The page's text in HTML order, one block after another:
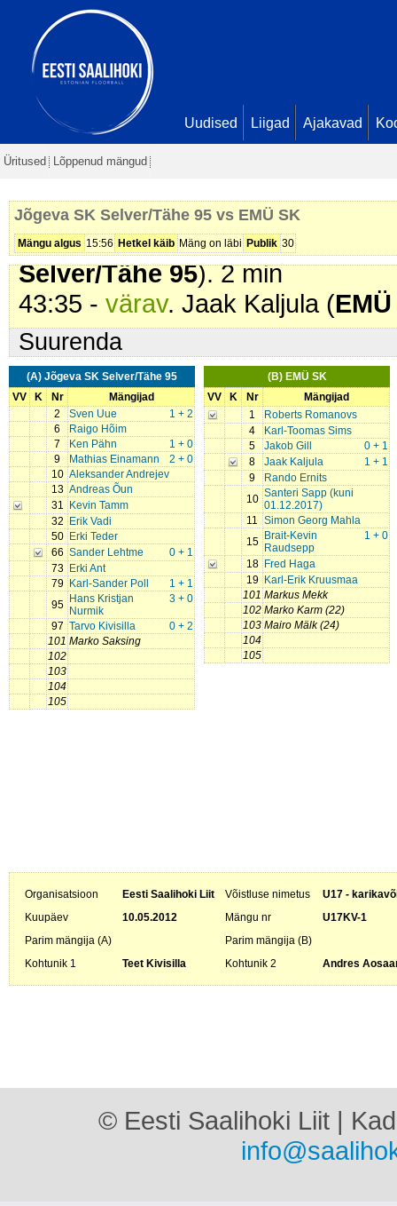
Uudised Liigad Ajakavad
Üritused Lõppenud mängud
Jõgeva SK Selver/Tähe 95 vs EMÜ SK
Mängu algus 15:56 Hetkel käib Mäng on läbi Publik 30
Seis
6 - 1
35:27 -värav
Sander Lehtme. Seis
39:31 - karistus (207 -
Selver/Tähe 95). 2 min
Söötis Sven Uue. Seis8 - 1
41:58 -karistus (211 - Vale
Selver/Tähe 95). 2 min
43:35 - värav. Jaak Kaljula (
Suurenda
(A) Jõgeva SK Selver/Tähe 95
VV
K Nr
Mängijad
2
1 + 2
Sven Uue
6
Raigo Hõim
7
1 + 0
Ken Pähn
9
2 + 0
Mathias Einamann
10 Aleksander Andrejev
13 Andreas Õun
31
Kevin Tamm
32
Erik Vadi
50
Erki Teder
66
0 + 1
Sander Lehtme
73
Erki Ant
79
1 + 1
Karl-Sander Poll
95
3 + 0
Hans Kristjan
Nurmik
97
0 + 2
Tarvo Kivisilla
101 Marko Saksing
102
103
104
105
(B) EMÜ SK
VV
K Nr
Mängijad
1
Roberts Romanovs
4
Karl-Toomas Sims
5
0 + 1
Jakob Gill
8
1 + 1
Jaak Kaljula
9
Rando Ernits
10 Santeri Sapp (kuni
01.12.2017)
11 Simon Georg Mahla
15
1 + 0
Brait-Kevin
Raudsepp
18
Fred Haga
19
Karl-Erik Kruusmaa
101 Markus Mekk
102 Marko Karm (22)
103 Mairo Mälk (24)
104
105
Organisatsioon Eesti Saalihoki Liit Võistluse nimetus
U17 -
Kuupäev
10.05.2012 Mängu nr
U17KV-1
Parim mängija (A)
Parim mängija (B)
Kohtunik 1
Teet Kivisilla Kohtunik 2 Andres
© Eesti Saalihoki Liit |